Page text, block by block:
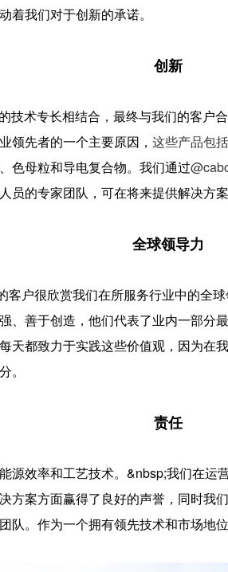
着我们对于创新的承诺。
创新
技术专长相结合，最终与我们的客户
领先者的一个主要原因， 这些产品包
色母粒和导电复合物。我们通过
员的专家团队，可在将来提供解决方
全球领导力
客户很欣赏我们在所服务行业中的全
、善于创造，他们代表了业内一部分
天都致力于实践这些价值观，因为在
。
责任
源效率和工艺技术。&nbsp;我们在运
方案方面赢得了良好的声誉，同时我
队。作为一个拥有领先技术和市场地